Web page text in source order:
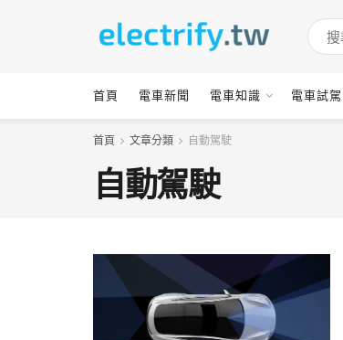
首頁 電車新聞 電車知識 電車試駕
首頁 文章分類 自動駕駛
自動駕駛